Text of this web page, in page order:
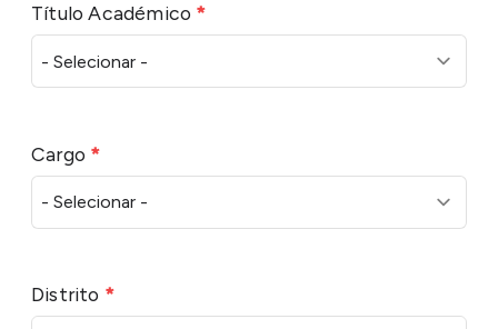
Título Académico *
Cargo *
Distrito *